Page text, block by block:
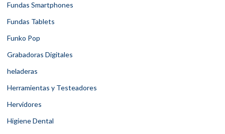
Fundas Smartphones
Fundas Tablets
Funko Pop
Grabadoras Digitales
heladeras
Herramientas y Testeadores
Hervidores
Higiene Dental